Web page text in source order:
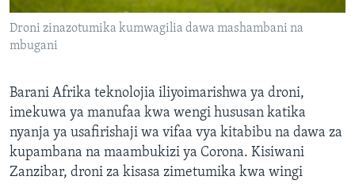
Droni zinazotumika kumwagilia dawa mashambani na
mbugani
Barani Afrika teknolojia iliyoimarishwa ya droni,
imekuwa ya manufaa kwa wengi hususan katika
nyanja ya usafirishaji wa vifaa vya kitabibu na dawa za
kupambana na maambukizi ya Corona. Kisiwani
Zanzibar, droni za kisasa zimetumika kwa wingi